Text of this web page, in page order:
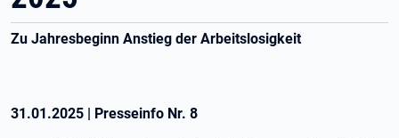
Zu Jahresbeginn Anstieg der Arbeitslosigkeit
31.01.2025 | Presseinfo Nr. 8